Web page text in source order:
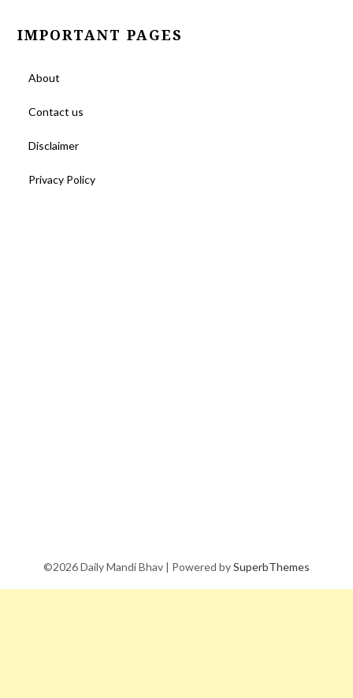
IMPORTANT PAGES
About
Contact us
Disclaimer
Privacy Policy
©2026 Daily Mandi Bhav | Powered bySuperbThemes